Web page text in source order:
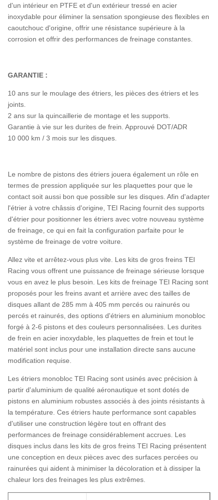
d'un intérieur en PTFE et d'un extérieur tressé en acier
inoxydable pour éliminer la sensation spongieuse des flexibles en
caoutchouc d'origine, offrir une résistance supérieure à la
corrosion et offrir des performances de freinage constantes.
GARANTIE :
10 ans sur le moulage des étriers, les pièces des étriers et les
joints.
2 ans sur la quincaillerie de montage et les supports.
Garantie à vie sur les durites de frein. Approuvé DOT/ADR
10 000 km / 3 mois sur les disques.
Le nombre de pistons des étriers jouera également un rôle en
termes de pression appliquée sur les plaquettes pour que le
contact soit aussi bon que possible sur les disques. Afin d'adapter
l'étrier à votre châssis d'origine, TEI Racing fournit des supports
d'étrier pour positionner les étriers avec votre nouveau système
de freinage, ce qui en fait la configuration parfaite pour le
système de freinage de votre voiture.
Allez vite et arrêtez-vous plus vite. Les kits de gros freins TEI
Racing vous offrent une puissance de freinage sérieuse lorsque
vous en avez le plus besoin. Les kits de freinage TEI Racing sont
proposés pour les freins avant et arrière avec des tailles de
disques allant de 285 mm à 405 mm percés ou rainurés ou
percés et rainurés, des options d'étriers en aluminium monobloc
forgé à 2-6 pistons et des couleurs personnalisées. Les durites
de frein en acier inoxydable, les plaquettes de frein et tout le
matériel sont inclus pour une installation directe sans aucune
modification requise.
Les étriers monobloc TEI Racing sont usinés avec précision à
partir d'aluminium de qualité aéronautique et sont dotés de
pistons en aluminium robustes associés à des joints résistants à
la température. Ces étriers haute performance sont capables
d'utiliser une construction légère tout en offrant des
performances de freinage considérablement accrues. Les
disques inclus dans les kits de gros freins TEI Racing présentent
une conception en deux pièces avec des surfaces percées ou
rainurées qui aident à minimiser la décoloration et à dissiper la
chaleur lors des freinages les plus extrêmes.